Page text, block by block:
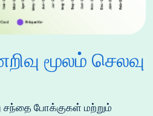
மூலம் செலவு
சந்தை போக்குகள் மற்றும்